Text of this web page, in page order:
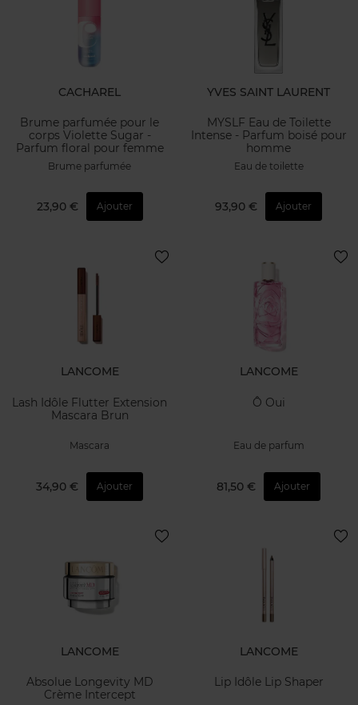
CACHAREL
Brume parfumée pour le
corps Violette Sugar -
Parfum floral pour femme
Brume parfumée
23,90 € Ajouter
YVES SAINT LAURENT
MYSLF Eau de Toilette
Intense - Parfum boisé pour
homme
Eau de toilette
93,90 € Ajouter
LANCOME
Lash Idôle Flutter Extension
Mascara Brun
Mascara
34,90 € Ajouter
LANCOME
Ô Oui
Eau de parfum
81,50 € Ajouter
LANCOME
Absolue Longevity MD
Crème Intercept
LANCOME
Lip Idôle Lip Shaper